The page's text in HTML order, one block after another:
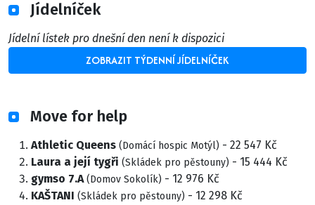
Jídelníček
Jídelní lístek pro dnešní den není k dispozici
ZOBRAZIT TÝDENNÍ JÍDELNÍČEK
Move for help
Athletic Queens (Domácí hospic Motýl) - 22 547 Kč
Laura a její tygři (Skládek pro pěstouny) - 15 444 Kč
gymso 7.A (Domov Sokolík) - 12 976 Kč
KAŠTANI (Skládek pro pěstouny) - 12 298 Kč